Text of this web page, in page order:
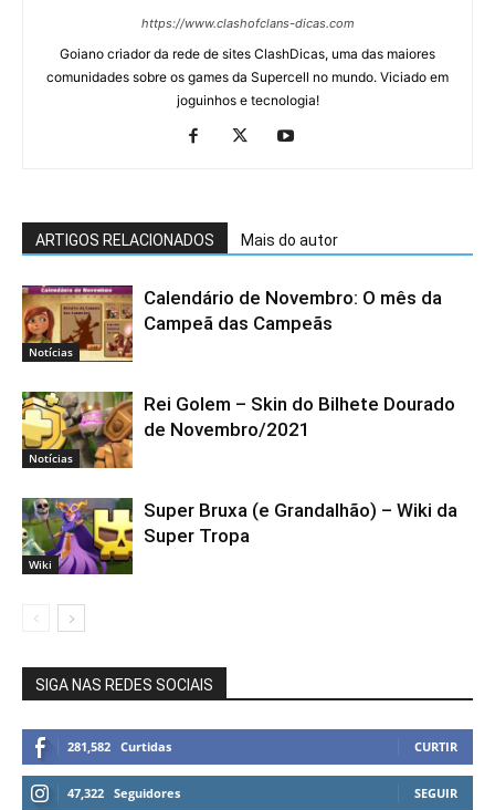
https://www.clashofclans-dicas.com
Goiano criador da rede de sites ClashDicas, uma das maiores
comunidades sobre os games da Supercell no mundo. Viciado em
joguinhos e tecnologia!
ARTIGOS RELACIONADOS Mais do autor
Notícias
Calendário de Novembro: O mês da
Campeã das Campeãs
Notícias
Rei Golem – Skin do Bilhete Dourado
de Novembro/2021
Wiki
Super Bruxa (e Grandalhão) – Wiki da
Super Tropa
SIGA NAS REDES SOCIAIS
281,582 Curtidas CURTIR
47,322 Seguidores SEGUIR